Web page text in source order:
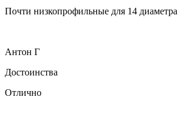
Почти низкопрофильные для 14 диаметра
Антон Г
Достоинства
Отлично